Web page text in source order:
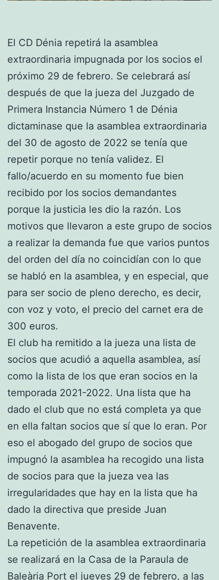
El CD Dénia repetirá la asamblea
extraordinaria impugnada por los socios el
próximo 29 de febrero. Se celebrará así
después de que la jueza del Juzgado de
Primera Instancia Número 1 de Dénia
dictaminase que la asamblea extraordinaria
del 30 de agosto de 2022 se tenía que
repetir porque no tenía validez. El
fallo/acuerdo en su momento fue bien
recibido por los socios demandantes
porque la justicia les dio la razón. Los
motivos que llevaron a este grupo de socios
a realizar la demanda fue que varios puntos
del orden del día no coincidían con lo que
se habló en la asamblea, y en especial, que
para ser socio de pleno derecho, es decir,
con voz y voto, el precio del carnet era de
300 euros.
El club ha remitido a la jueza una lista de
socios que acudió a aquella asamblea, así
como la lista de los que eran socios en la
temporada 2021-2022. Una lista que ha
dado el club que no está completa ya que
en ella faltan socios que sí que lo eran. Por
eso el abogado del grupo de socios que
impugnó la asamblea ha recogido una lista
de socios para que la jueza vea las
irregularidades que hay en la lista que ha
dado la directiva que preside Juan
Benavente.
La repetición de la asamblea extraordinaria
se realizará en la Casa de la Paraula de
Baleària Port el jueves 29 de febrero, a las